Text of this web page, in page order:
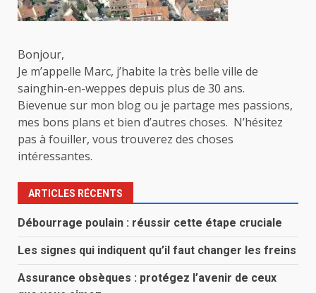
Bonjour,
Je m’appelle Marc, j’habite la très belle ville de
sainghin-en-weppes depuis plus de 30 ans.
Bievenue sur mon blog ou je partage mes passions,
mes bons plans et bien d’autres choses. N’hésitez
pas à fouiller, vous trouverez des choses
intéressantes.
ARTICLES RÉCENTS
Débourrage poulain : réussir cette étape cruciale
Les signes qui indiquent qu’il faut changer les freins
Assurance obsèques : protégez l’avenir de ceux